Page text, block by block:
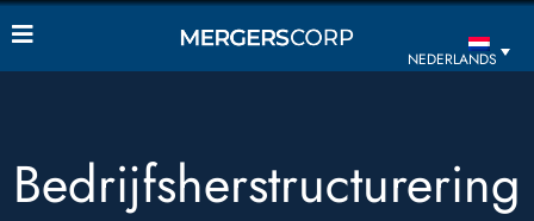
NEDERLANDS
Bedrijfsherstructurering